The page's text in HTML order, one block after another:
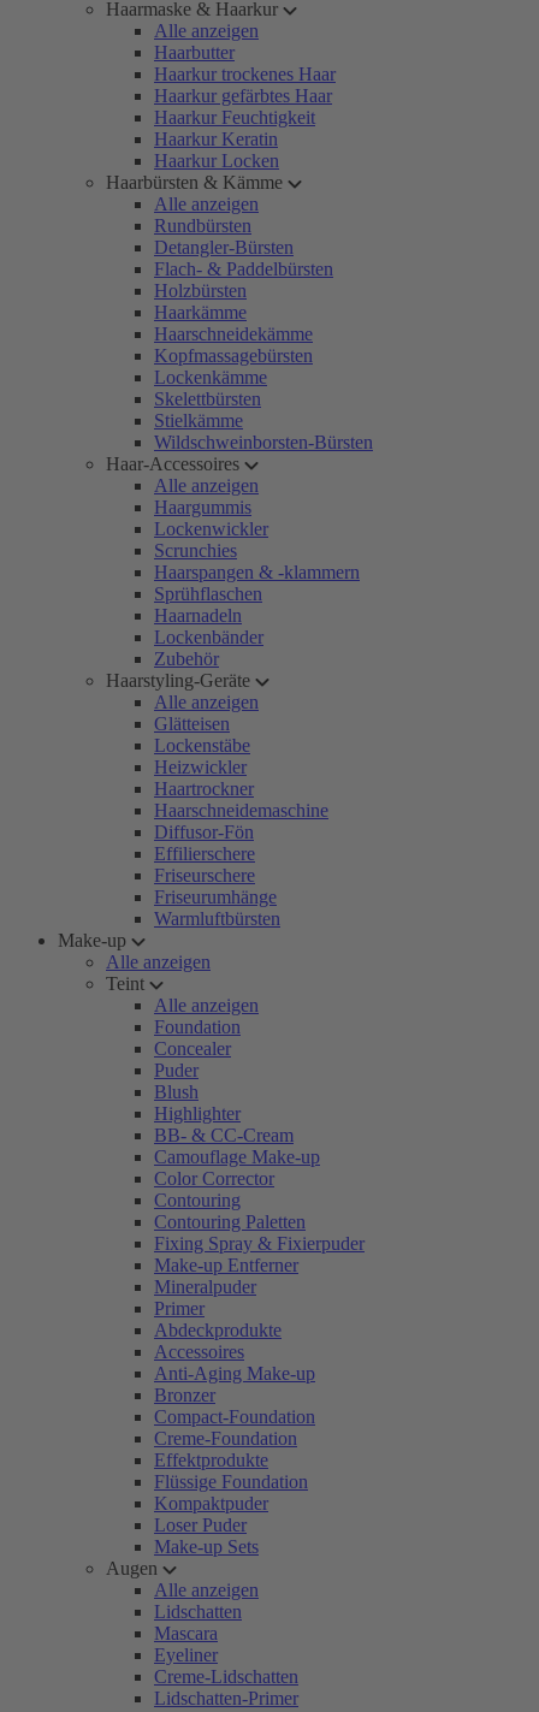
Haarmaske & Haarkur
Alle anzeigen
Haarbutter
Haarkur trockenes Haar
Haarkur gefärbtes Haar
Haarkur Feuchtigkeit
Haarkur Keratin
Haarkur Locken
Haarbürsten & Kämme
Alle anzeigen
Rundbürsten
Detangler-Bürsten
Flach- & Paddelbürsten
Holzbürsten
Haarkämme
Haarschneidekämme
Kopfmassagebürsten
Lockenkämme
Skelettbürsten
Stielkämme
Wildschweinborsten-Bürsten
Haar-Accessoires
Alle anzeigen
Haargummis
Lockenwickler
Scrunchies
Haarspangen & -klammern
Sprühflaschen
Haarnadeln
Lockenbänder
Zubehör
Haarstyling-Geräte
Alle anzeigen
Glätteisen
Lockenstäbe
Heizwickler
Haartrockner
Haarschneidemaschine
Diffusor-Fön
Effilierschere
Friseurschere
Friseurumhänge
Warmluftbürsten
Make-up
Alle anzeigen
Teint
Alle anzeigen
Foundation
Concealer
Puder
Blush
Highlighter
BB- & CC-Cream
Camouflage Make-up
Color Corrector
Contouring
Contouring Paletten
Fixing Spray & Fixierpuder
Make-up Entferner
Mineralpuder
Primer
Abdeckprodukte
Accessoires
Anti-Aging Make-up
Bronzer
Compact-Foundation
Creme-Foundation
Effektprodukte
Flüssige Foundation
Kompaktpuder
Loser Puder
Make-up Sets
Augen
Alle anzeigen
Lidschatten
Mascara
Eyeliner
Creme-Lidschatten
Lidschatten-Primer